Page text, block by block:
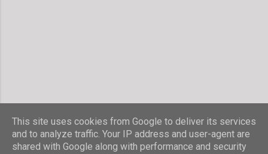
This site uses cookies from Google to deliver its services
and to analyze traffic. Your IP address and user-agent are
shared with Google along with performance and security